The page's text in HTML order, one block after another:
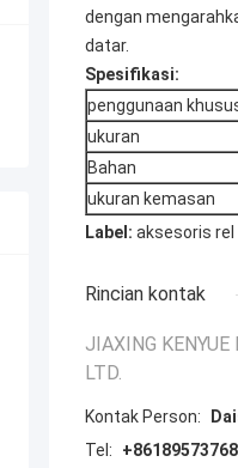
dengan
datar.
Spesifikasi:
penggunaan
ukuran
Bahan
ukuran kemasan
Label: aksesoris
Rincian kontak
JIAXING
LTD.
Kontak Person:
Tel: